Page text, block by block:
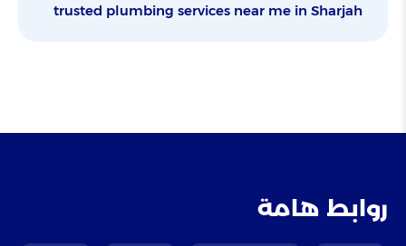
trusted plumbing services near me in Sharjah
روابط هامة